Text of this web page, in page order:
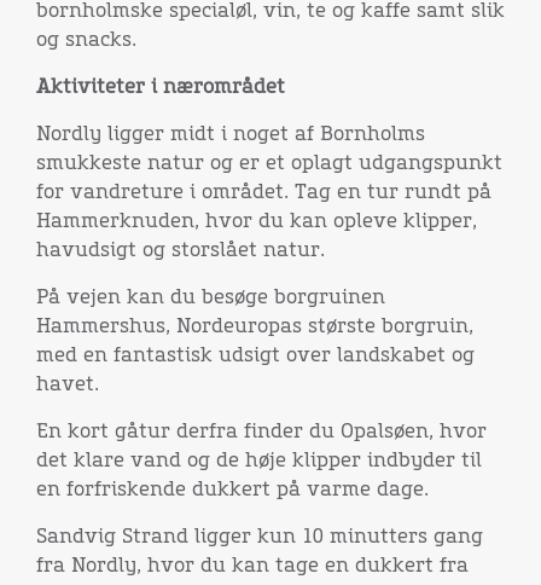
bornholmske specialøl, vin, te og kaffe samt slik
og snacks.
Aktiviteter i nærområdet
Nordly ligger midt i noget af Bornholms
smukkeste natur og er et oplagt udgangspunkt
for vandreture i området. Tag en tur rundt på
Hammerknuden, hvor du kan opleve klipper,
havudsigt og storslået natur.
På vejen kan du besøge borgruinen
Hammershus, Nordeuropas største borgruin,
med en fantastisk udsigt over landskabet og
havet.
En kort gåtur derfra finder du Opalsøen, hvor
det klare vand og de høje klipper indbyder til
en forfriskende dukkert på varme dage.
Sandvig Strand ligger kun 10 minutters gang
fra Nordly, hvor du kan tage en dukkert fra